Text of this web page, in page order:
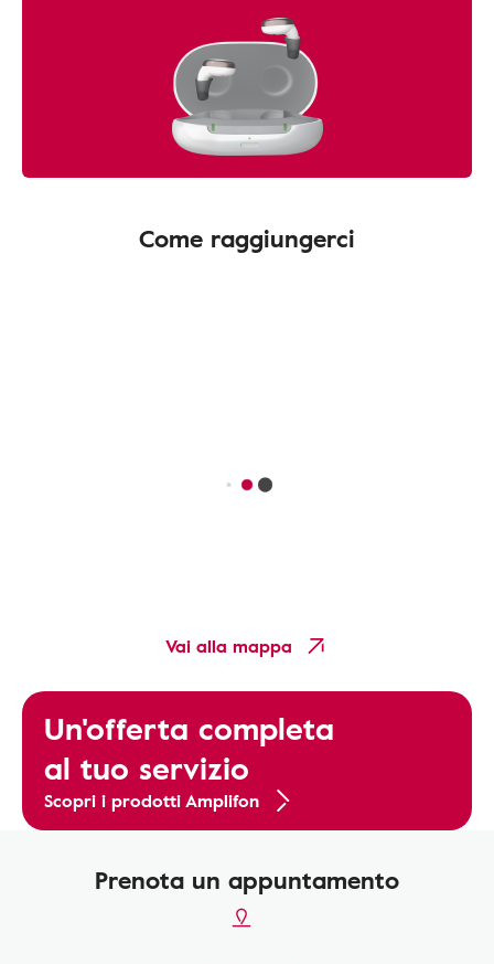
Come raggiungerci
Vai alla mappa
Un'offerta completa
al tuo servizio
Scopri i prodotti Amplifon
Prenota un appuntamento